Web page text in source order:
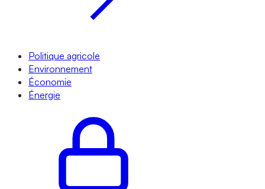
Politique agricole
Environnement
Économie
Énergie